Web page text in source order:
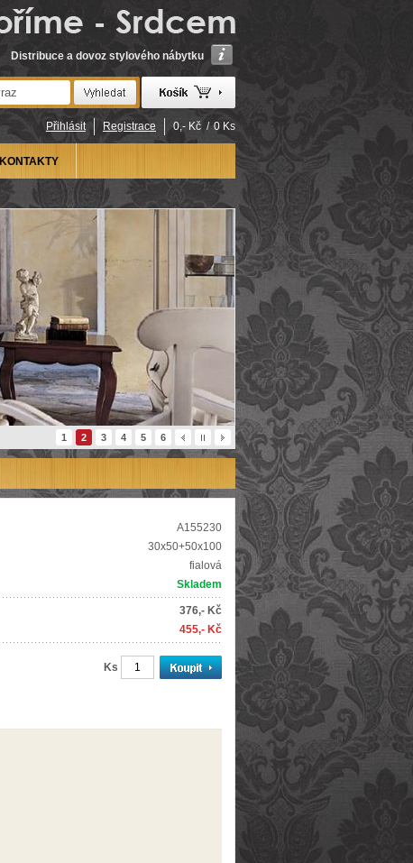
Distribuce a dovoz stylového nábytku
Přihlásit Registrace 0,- Kč / 0 Ks
KONTAKTY
1 2 3 4 5 6
A155230
30x50+50x100
fialová
Skladem
376,- Kč
455,- Kč
Ks